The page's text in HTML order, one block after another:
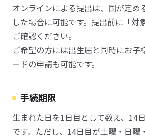
オンラインによる提出は、国が定め
した場合に可能です。提出前に「対
ご確認ください。
ご希望の方には出生届と同時にお子
ードの申請も可能です。
手続期限
生まれた日を1日目として数え、14
です。ただし、14日目が土曜・日曜